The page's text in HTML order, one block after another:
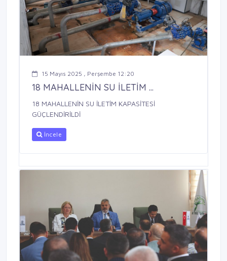
15 Mayıs 2025 , Perşembe 12:20
18 MAHALLENİN SU İLETİM ...
18 MAHALLENİN SU İLETİM KAPASİTESİ
GÜÇLENDİRİLDİ
İncele